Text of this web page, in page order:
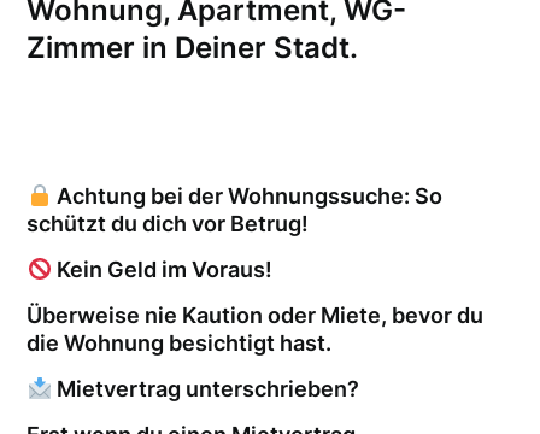
Wohnung, Apartment, WG-
Zimmer in Deiner Stadt.
Achtung bei der Wohnungssuche: So
schützt du dich vor Betrug!
Kein Geld im Voraus!
Überweise nie Kaution oder Miete, bevor du
die Wohnung besichtigt hast.
Mietvertrag unterschrieben?